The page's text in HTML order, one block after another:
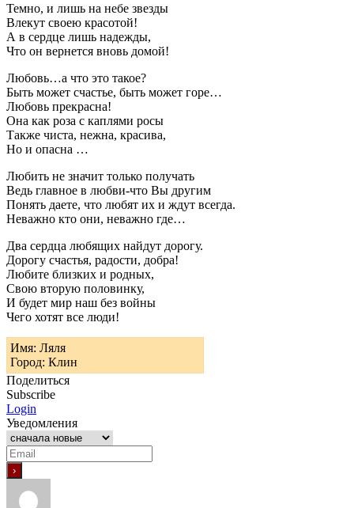
Темно, и лишь на небе звезды
Влекут своею красотой!
А в сердце лишь надежды,
Что он вернется вновь домой!
Любовь…а что это такое?
Быть может счастье, быть может горе…
Любовь прекрасна!
Она как роза с каплями росы
Также чиста, нежна, красива,
Но и опасна …
Любить не значит только получать
Ведь главное в любви-что Вы другим
Понять даете, что любят их и ждут всегда.
Неважно кто они, неважно где…
Два сердца любящих найдут дорогу.
Дорогу счастья, радости, добра!
Любите близких и родных,
Свою вторую половинку,
И будет мир наш без войны
Чего хотят все люди!
Имя: Ляля
Город: Клин
Поделиться
Subscribe
Login
Уведомления